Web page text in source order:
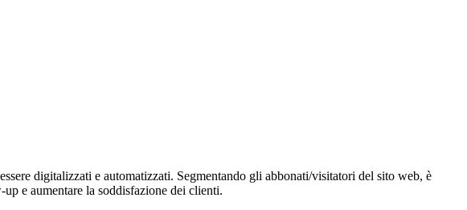
digitalizzati e automatizzati. Segmentando gli abbonati/visitatori del sito web, è
e aumentare la soddisfazione dei clienti.